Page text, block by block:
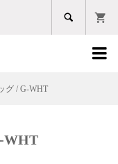


グ / G-WHT
WHT